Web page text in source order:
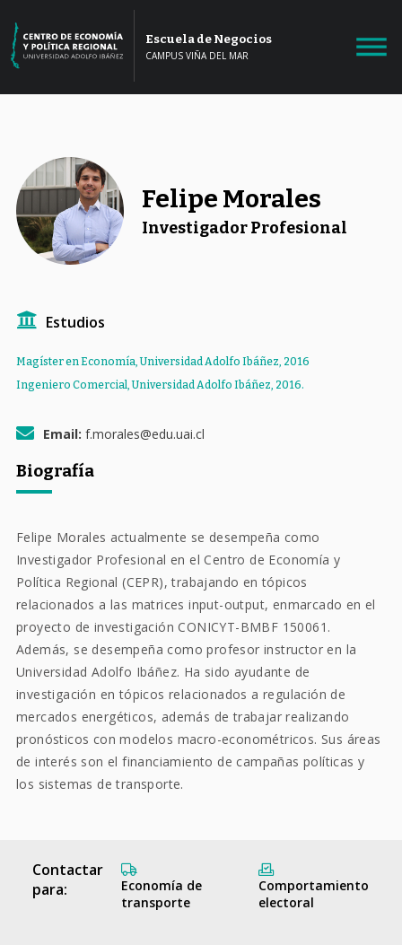
Escuela de Negocios
CAMPUS VIÑA DEL MAR
Felipe Morales
Investigador Profesional
Estudios
Magíster en Economía, Universidad Adolfo Ibáñez, 2016
Ingeniero Comercial, Universidad Adolfo Ibáñez, 2016.
Email: f.morales@edu.uai.cl
Biografía
Felipe Morales actualmente se desempeña como
Investigador Profesional en el Centro de Economía y
Política Regional (CEPR), trabajando en tópicos
relacionados a las matrices input-output, enmarcado en el
proyecto de investigación CONICYT-BMBF 150061.
Además, se desempeña como profesor instructor en la
Universidad Adolfo Ibáñez. Ha sido ayudante de
investigación en tópicos relacionados a regulación de
mercados energéticos, además de trabajar realizando
pronósticos con modelos macro-econométricos. Sus áreas
de interés son el financiamiento de campañas políticas y
los sistemas de transporte.
Contactar
para:
Economía de
transporte
Comportamiento
electoral